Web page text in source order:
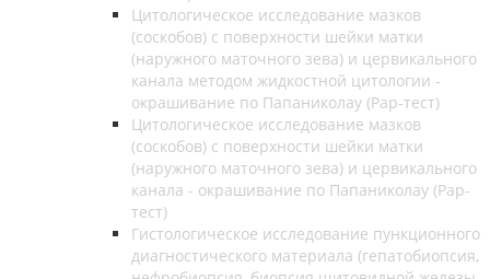
Цитологическое исследование мазков
(соскобов) с поверхности шейки матки
(наружного маточного зева) и цервикального
канала методом жидкостной цитологии -
окрашивание по Папаниколау (Рар-тест)
Цитологическое исследование мазков
(соскобов) с поверхности шейки матки
(наружного маточного зева) и цервикального
канала - окрашивание по Папаниколау (Рар-
тест)
Гистологическое исследование пункционного
диагностического материала (гепатобиопсия,